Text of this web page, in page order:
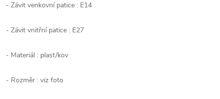
- Závit venkovní patice : E14
- Závit vnitřní patice : E27
- Materiál : plast/kov
- Rozměr : viz foto